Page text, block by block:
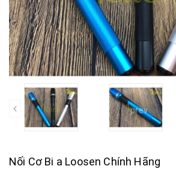
prev
Nối Cơ Bi a Loosen Chính Hãng